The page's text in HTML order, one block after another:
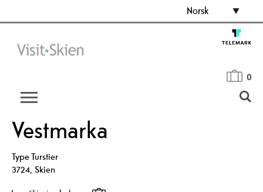
Norsk
0
Vestmarka
TypeTurstier
3724, Skien